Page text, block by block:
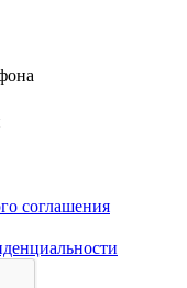
соглашения